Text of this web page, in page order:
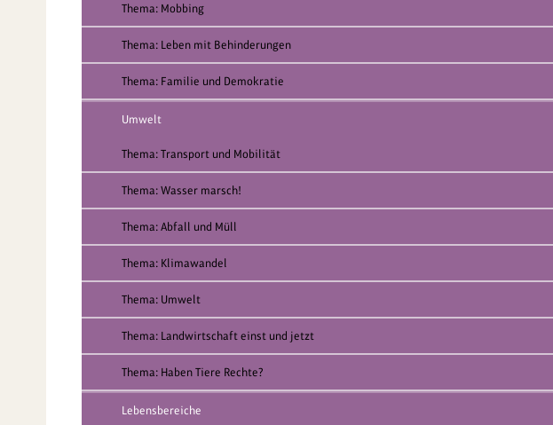
Thema: Mobbing
Thema: Leben mit Behinderungen
Thema: Familie und Demokratie
Umwelt
Thema: Transport und Mobilität
Thema: Wasser marsch!
Thema: Abfall und Müll
Thema: Klimawandel
Thema: Umwelt
Thema: Landwirtschaft einst und jetzt
Thema: Haben Tiere Rechte?
Lebensbereiche